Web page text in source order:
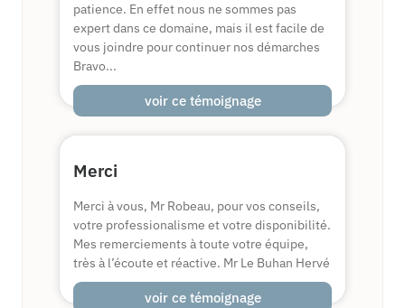
patience. En effet nous ne sommes pas
expert dans ce domaine, mais il est facile de
vous joindre pour continuer nos démarches
Bravo...
voir ce témoignage
Merci
Merci à vous, Mr Robeau, pour vos conseils,
votre professionalisme et votre disponibilité.
Mes remerciements à toute votre équipe,
très à l’écoute et réactive. Mr Le Buhan Hervé
voir ce témoignage